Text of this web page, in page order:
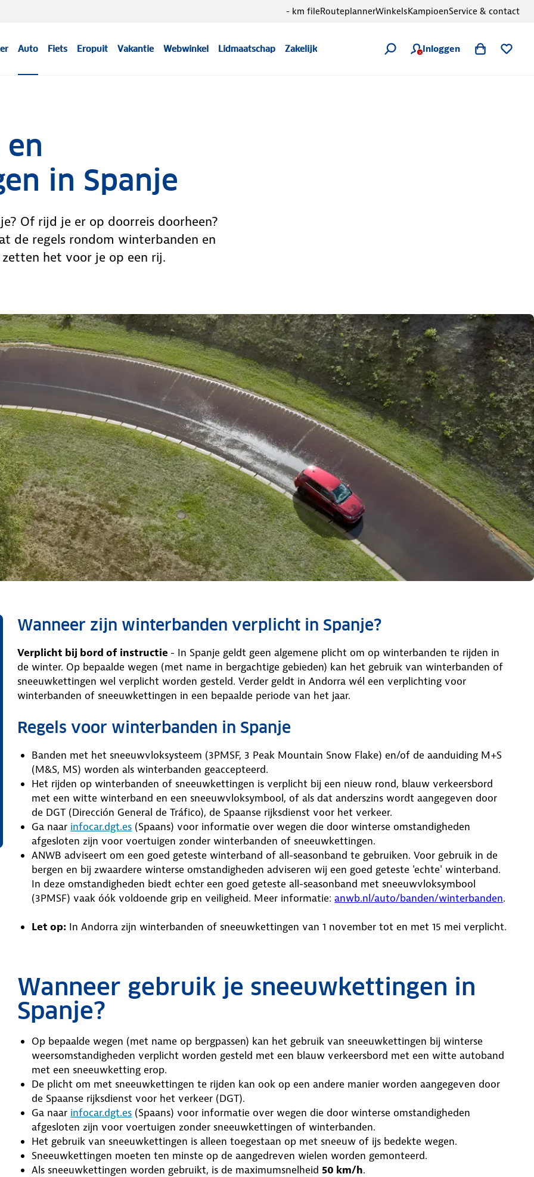
Auto Fiets Eropuit Vakantie Webwinkel Lidmaatschap Zakelijk Inloggen
- km fileRouteplannerWinkelsKampioenService & contact
in Spanje
Of rijd je er op doorreis doorheen?
de regels rondom winterbanden en
het voor je op een rij.
Wanneer zijn winterbanden verplicht in Spanje?
Verplicht bij bord of instructie - In Spanje geldt geen algemene plicht om op winterbanden te rijden in
de winter. Op bepaalde wegen (met name in bergachtige gebieden) kan het gebruik van winterbanden of
sneeuwkettingen wel verplicht worden gesteld. Verder geldt in Andorra wél een verplichting voor
winterbanden of sneeuwkettingen in een bepaalde periode van het jaar.
Regels voor winterbanden in Spanje
Banden met het sneeuwvloksysteem (3PMSF, 3 Peak Mountain Snow Flake) en/of de aanduiding M+S
(M&S, MS) worden als winterbanden geaccepteerd.
Het rijden op winterbanden of sneeuwkettingen is verplicht bij een nieuw rond, blauw verkeersbord
met een witte winterband en een sneeuwvloksymbool, of als dat anderszins wordt aangegeven door
de DGT (Dirección General de Tráfico), de Spaanse rijksdienst voor het verkeer.
Ga naar infocar.dgt.es (Spaans) voor informatie over wegen die door winterse omstandigheden
afgesloten zijn voor voertuigen zonder winterbanden of sneeuwkettingen.
ANWB adviseert om een goed geteste winterband of all-seasonband te gebruiken. Voor gebruik in de
bergen en bij zwaardere winterse omstandigheden adviseren wij een goed geteste 'echte' winterband.
In deze omstandigheden biedt echter een goed geteste all-seasonband met sneeuwvloksymbool
(3PMSF) vaak óók voldoende grip en veiligheid. Meer informatie:anwb.nl/auto/banden/winterbanden.
Let op: In Andorra zijn winterbanden of sneeuwkettingen van 1 november tot en met 15 mei verplicht.
Wanneer gebruik je sneeuwkettingen in
Spanje?
Op bepaalde wegen (met name op bergpassen) kan het gebruik van sneeuwkettingen bij winterse
weersomstandigheden verplicht worden gesteld met een blauw verkeersbord met een witte autoband
met een sneeuwketting erop.
De plicht om met sneeuwkettingen te rijden kan ook op een andere manier worden aangegeven door
de Spaanse rijksdienst voor het verkeer (DGT).
Ga naar infocar.dgt.es (Spaans) voor informatie over wegen die door winterse omstandigheden
afgesloten zijn voor voertuigen zonder sneeuwkettingen of winterbanden.
Het gebruik van sneeuwkettingen is alleen toegestaan op met sneeuw of ijs bedekte wegen.
Sneeuwkettingen moeten ten minste op de aangedreven wielen worden gemonteerd.
Als sneeuwkettingen worden gebruikt, is de maximumsnelheid 50 km/h.